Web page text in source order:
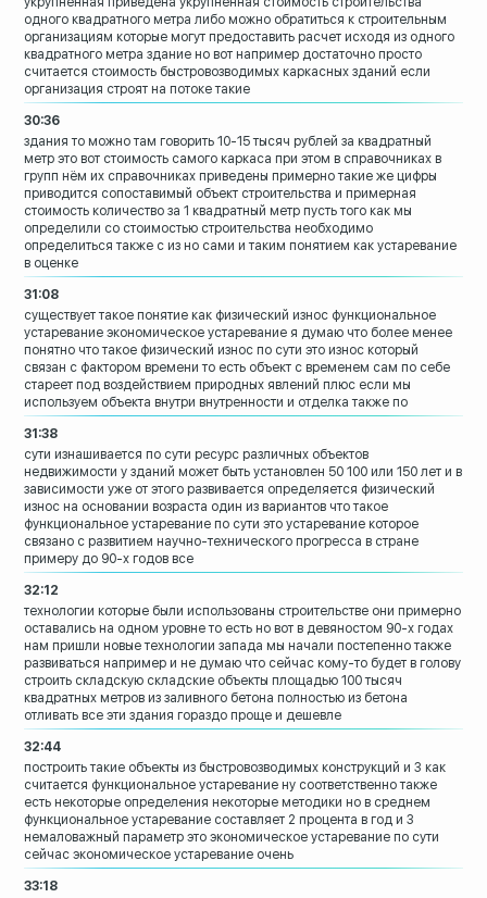
одного квадратного метра либо можно обратиться к строительным
организациям которые могут предоставить расчет исходя из одного
квадратного метра здание но вот например достаточно просто
считается стоимость быстровозводимых каркасных зданий если
организация строят на потоке такие
30:36
здания то можно там говорить 10-15 тысяч рублей за квадратный
метр это вот стоимость самого каркаса при этом в справочниках в
групп нём их справочниках приведены примерно такие же цифры
приводится сопоставимый объект строительства и примерная
стоимость количество за 1 квадратный метр пусть того как мы
определили со стоимостью строительства необходимо
определиться также с из но сами и таким понятием как устаревание
в оценке
31:08
существует такое понятие как физический износ функциональное
устаревание экономическое устаревание я думаю что более менее
понятно что такое физический износ по сути это износ который
связан с фактором времени то есть объект с временем сам по себе
стареет под воздействием природных явлений плюс если мы
используем объекта внутри внутренности и отделка также по
31:38
сути изнашивается по сути ресурс различных объектов
недвижимости у зданий может быть установлен 50 100 или 150 лет и в
зависимости уже от этого развивается определяется физический
износ на основании возраста один из вариантов что такое
функциональное устаревание по сути это устаревание которое
связано с развитием научно-технического прогресса в стране
примеру до 90-х годов все
32:12
технологии которые были использованы строительстве они примерно
оставались на одном уровне то есть но вот в девяностом 90-х годах
нам пришли новые технологии запада мы начали постепенно также
развиваться например и не думаю что сейчас кому-то будет в голову
строить складскую складские объекты площадью 100 тысяч
квадратных метров из заливного бетона полностью из бетона
отливать все эти здания гораздо проще и дешевле
32:44
построить такие объекты из быстровозводимых конструкций и 3 как
считается функциональное устаревание ну соответственно также
есть некоторые определения некоторые методики но в среднем
функциональное устаревание составляет 2 процента в год и 3
немаловажный параметр это экономическое устаревание по сути
сейчас экономическое устаревание очень
33:18